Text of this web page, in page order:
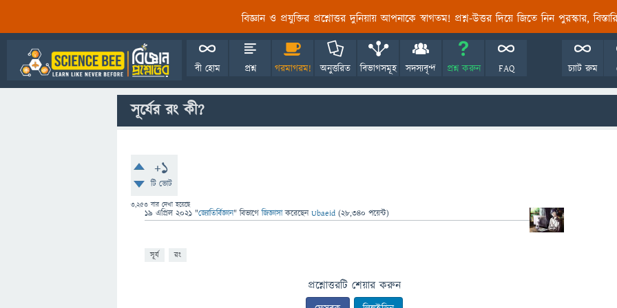
বিজ্ঞান ও প্রযুক্তির প্রশ্নোত্তর দুনিয়ায় আপনাকে স্বাগতম! প্রশ্ন-উত্তর দিয়ে জিতে নিন পুরস্কার,
বী হোম প্রশ্ন গরমাগরম! অনুত্তরিত বিভাগসমূহ সদস্যবৃন্দ প্রশ্ন করুন FAQ চ্যাট রুম
সূর্যের রং কী?
+1
টি ভোট
3,253 বার দেখা হয়েছে
19 এপ্রিল 2021 "জ্যোতির্বিজ্ঞান" বিভাগে জিজ্ঞাসাকরেছেনUbaeid (28,340 পয়েন্ট)
সূর্য রং
প্রশ্নোত্তরটি শেয়ার করুন